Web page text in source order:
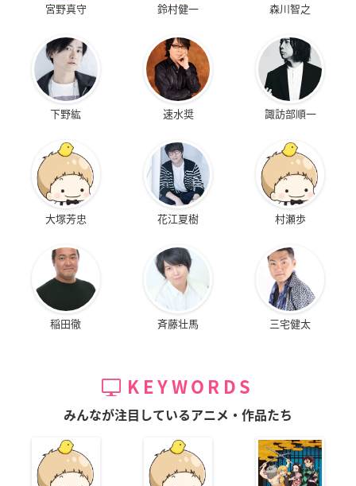
宮野真守 鈴村健一 森川智之
下野紘 速水奨 諏訪部順一
大塚芳忠 花江夏樹 村瀬歩
稲田徹 斉藤壮馬 三宅健太
KEYWORDS
みんなが注目しているアニメ・作品たち